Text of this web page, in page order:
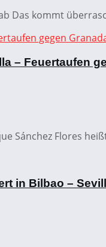
Das kommt
– Feuertaufen
Sánchez Flores
in Bilbao –